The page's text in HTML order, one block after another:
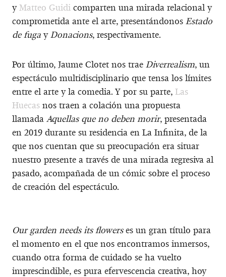
yMatteo Guidi comparten una mirada relacional y
comprometida ante el arte, presentándonos Estado
de fuga yDonacions, respectivamente.
Por último, Jaume Clotet nos trae Diverrealism, un
espectáculo multidisciplinario que tensa los límites
entre el arte y la comedia. Y por su parte, Las
Huecas nos traen a colación una propuesta
llamada Aquellas que no deben morir, presentada
en 2019 durante su residencia en La Infinita, de la
que nos cuentan que su preocupación era situar
nuestro presente a través de una mirada regresiva al
pasado, acompañada de un cómic sobre el proceso
de creación del espectáculo.
Our garden needs its flowerses un gran título para
el momento en el que nos encontramos inmersos,
cuando otra forma de cuidado se ha vuelto
imprescindible, es pura efervescencia creativa, hoy